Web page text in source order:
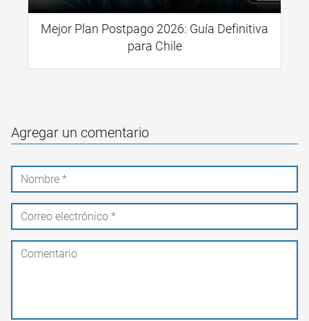
Mejor Plan Postpago 2026: Guía Definitiva
para Chile
Agregar un comentario